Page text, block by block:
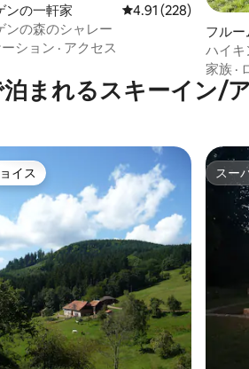
ンの一軒家 レビュー228件、5
4.91 (228)
ンの森のシャレー
ション · アクセス
フル
ハイ
リー/
家族 ·
まれるスキーイン/
イス
イス スー
スー